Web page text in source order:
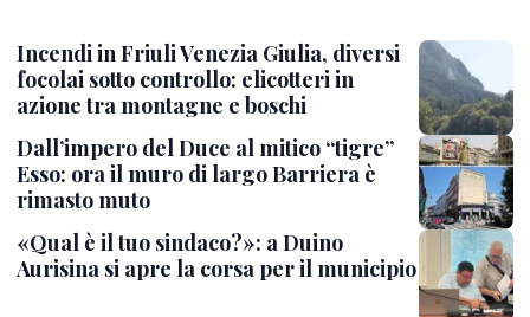
Incendi in Friuli Venezia Giulia, diversi
focolai sotto controllo: elicotteri in
azione tra montagne e boschi
Dall’impero del Duce al mitico “tigre”
Esso: ora il muro di largo Barriera è
rimasto muto
«Qual è il tuo sindaco?»: a Duino
Aurisina si apre la corsa per il municipio